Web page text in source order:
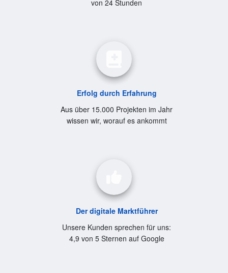
von 24 Stunden
Erfolg durch Erfahrung
Aus über 15.000 Projekten im Jahr
wissen wir, worauf es ankommt
Der digitale Marktführer
Unsere Kunden sprechen für uns:
4,9 von 5 Sternen auf Google